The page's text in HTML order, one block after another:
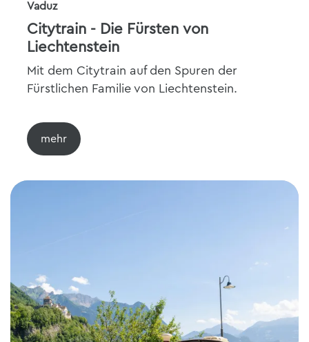
Vaduz
Citytrain - Die Fürsten von
Liechtenstein
Mit dem Citytrain auf den Spuren der
Fürstlichen Familie von Liechtenstein.